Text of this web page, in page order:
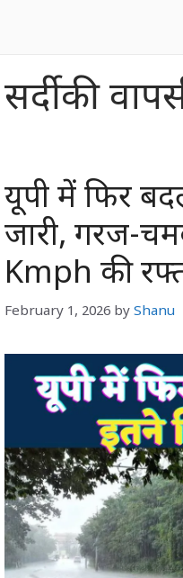
सर्दी की
यूपी में फिर
जारी, गरज-
Kmph की
February 1, 2026 by Shanu